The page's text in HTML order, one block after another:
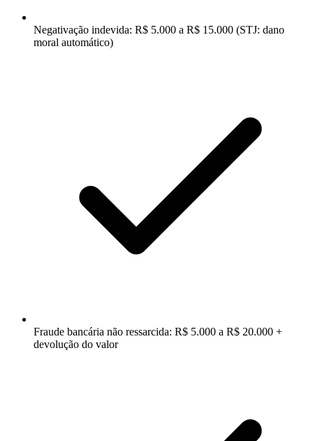
Negativação indevida: R$ 5.000 a R$ 15.000 (STJ: dano
moral automático)
Fraude bancária não ressarcida: R$ 5.000 a R$ 20.000 +
devolução do valor